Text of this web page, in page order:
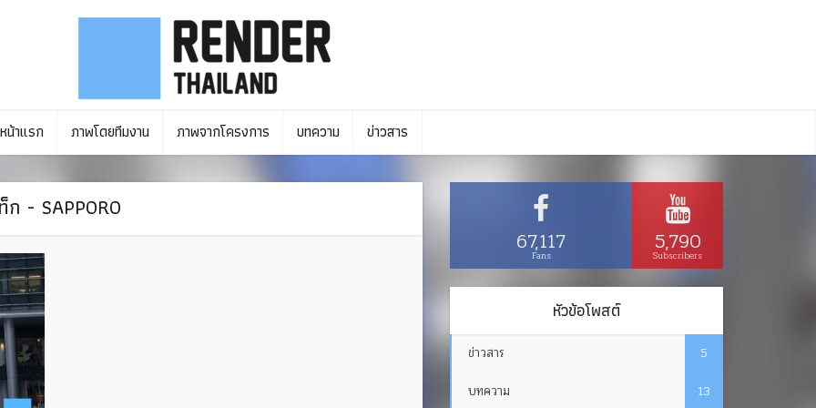
หน้าแรก ภาพโดยทีมงาน ภาพจากโครงการ บทความ ข่าวสาร
ก - SAPPORO
67,117
Fans 5,790
Subscribers
หัวข้อโพสต์
ข่าวสาร
5
บทความ
13